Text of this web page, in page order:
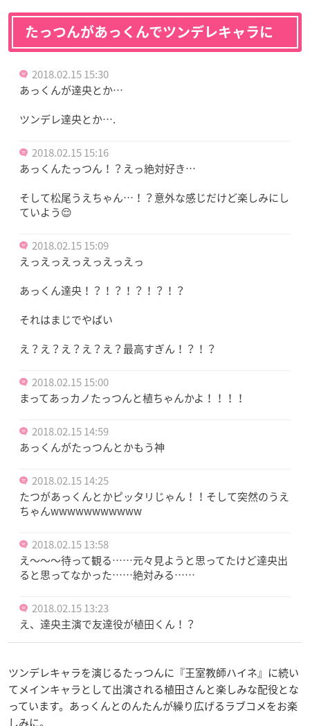
たっつんがあっくんでツンデレキャラに
2018.02.15 15:30
あっくんが達央とか…
ツンデレ達央とか….
2018.02.15 15:16
あっくんたっつん！？えっ絶対好き…
そして松尾うえちゃん…！？意外な感じだけど楽しみにし
ていよう😌
2018.02.15 15:09
えっえっえっえっえっえっ
あっくん達央！？！？！？！？！？
それはまじでやばい
え？え？え？え？え？最高すぎん！？！？
2018.02.15 15:00
まってあっカノたっつんと植ちゃんかよ！！！！
2018.02.15 14:59
あっくんがたっつんとかもう神
2018.02.15 14:25
たつがあっくんとかピッタリじゃん！！そして突然のうえ
ちゃんwwwwwwwwwww
2018.02.15 13:58
え〜〜〜待って観る……元々見ようと思ってたけど達央出
ると思ってなかった……絶対みる……
2018.02.15 13:23
え、達央主演で友達役が植田くん！？
ツンデレキャラを演じるたっつんに『王室教師ハイネ』に続い
てメインキャラとして出演される植田さんと楽しみな配役とな
っています。あっくんとのんたんが繰り広げるラブコメをお楽
しみに。